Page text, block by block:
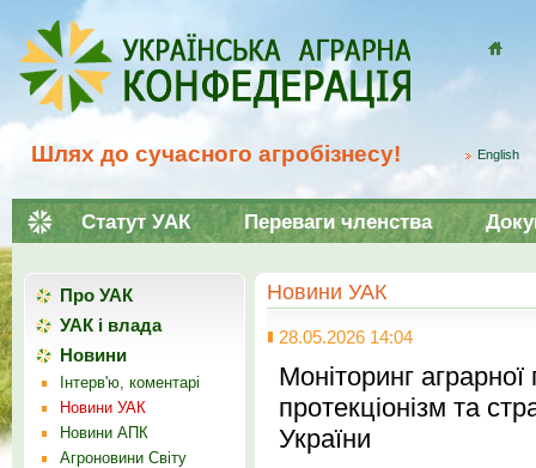
Шлях до сучасного агробізнесу! English
Статут УАК Переваги членства
Новини УАК
28.05.2026 14:04
Моніторинг
протекціонізм та
України
Про УАК
УАК і влада
Новини
Інтерв'ю, коментарі
Новини УАК
Новини АПК
Агроновини Світу